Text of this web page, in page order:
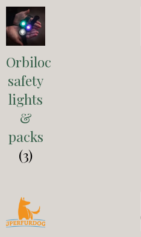
Orbiloc
safety
lights
&
packs
(3)